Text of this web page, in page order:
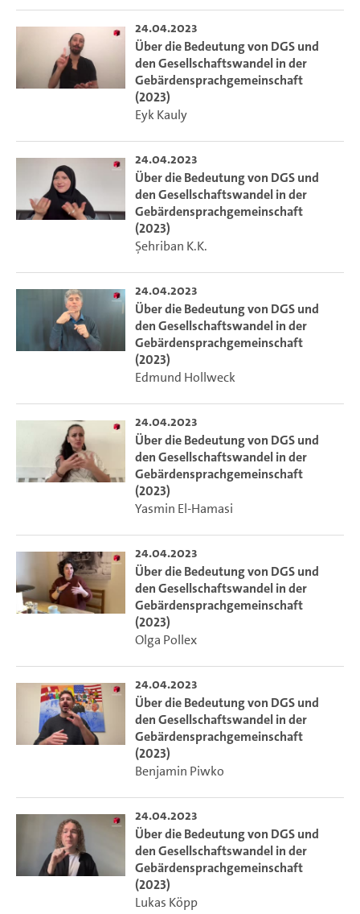
24.04.2023
Über die Bedeutung von DGS und
den Gesellschaftswandel in der
Gebärdensprachgemeinschaft
(2023)
Eyk Kauly
24.04.2023
Über die Bedeutung von DGS und
den Gesellschaftswandel in der
Gebärdensprachgemeinschaft
(2023)
Şehriban K.K.
24.04.2023
Über die Bedeutung von DGS und
den Gesellschaftswandel in der
Gebärdensprachgemeinschaft
(2023)
Edmund Hollweck
24.04.2023
Über die Bedeutung von DGS und
den Gesellschaftswandel in der
Gebärdensprachgemeinschaft
(2023)
Yasmin El-Hamasi
24.04.2023
Über die Bedeutung von DGS und
den Gesellschaftswandel in der
Gebärdensprachgemeinschaft
(2023)
Olga Pollex
24.04.2023
Über die Bedeutung von DGS und
den Gesellschaftswandel in der
Gebärdensprachgemeinschaft
(2023)
Benjamin Piwko
24.04.2023
Über die Bedeutung von DGS und
den Gesellschaftswandel in der
Gebärdensprachgemeinschaft
(2023)
Lukas Köpp